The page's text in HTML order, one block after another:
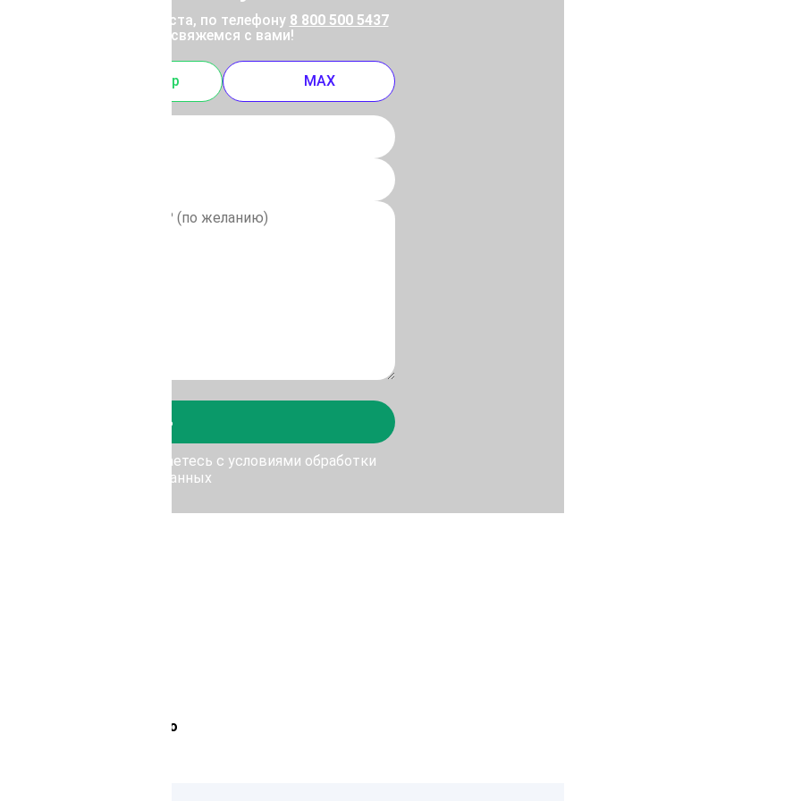
позвоните, пожалуйста, по телефону 8 800 500 5437
отправьте заявку, и мы свяжемся с вами!
Whatsapp MAX
Отправить
Отправить, Вы соглашаетесь с условиями обработки
персональных данных
Лемана Про